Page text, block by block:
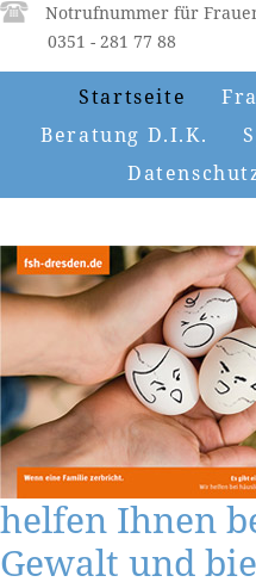
Notrufnummer für
0351 - 281 77 88
Startseite
Beratung D.I.K.
helfen Ihnen
Gewalt und